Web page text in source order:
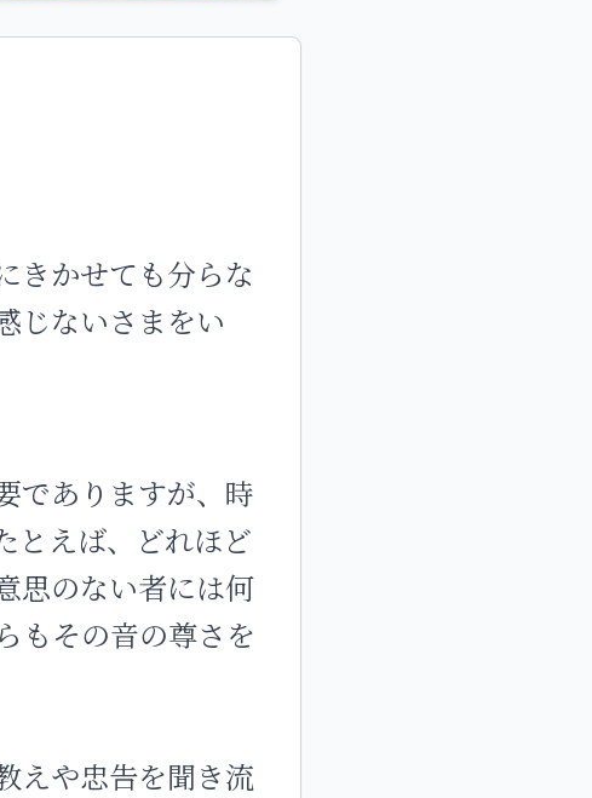
きかせても分らな
じないさまをい
でありますが、時
とえば、どれほど
思のない者には何
もその音の尊さを
えや忠告を聞き流